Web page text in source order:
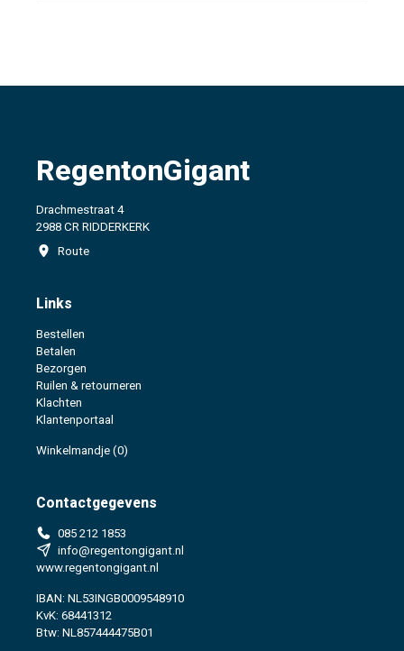
RegentonGigant
Drachmestraat 4
2988 CR RIDDERKERK
Route
Links
Bestellen
Betalen
Bezorgen
Ruilen & retourneren
Klachten
Klantenportaal
Winkelmandje (0)
Contactgegevens
085 212 1853
info@regentongigant.nl
www.regentongigant.nl
IBAN: NL53INGB0009548910
KvK: 68441312
Btw: NL857444475B01